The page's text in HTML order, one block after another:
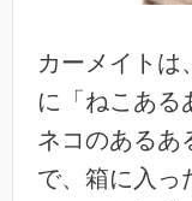
カーメイトは
に「ねこある
ネコのあるあ
で、箱に入っ